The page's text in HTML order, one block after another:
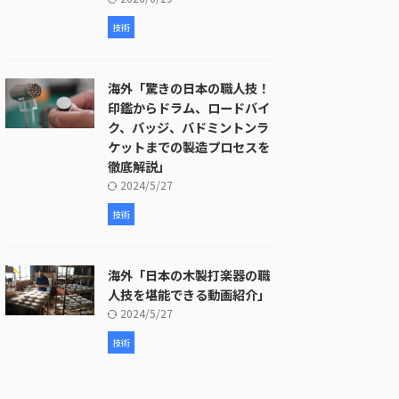
技術
海外「驚きの日本の職人技！
印鑑からドラム、ロードバイ
ク、バッジ、バドミントンラ
ケットまでの製造プロセスを
徹底解説」
2024/5/27
技術
海外「日本の木製打楽器の職
人技を堪能できる動画紹介」
2024/5/27
技術